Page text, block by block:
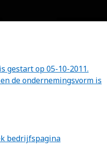
gestart op 05-10-2011.
de ondernemingsvorm is
bedrijfspagina